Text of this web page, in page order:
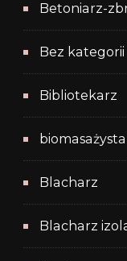
Betoniarz-
Bez kategorii
Bibliotekarz
biomasażysta
Blacharz
Blacharz